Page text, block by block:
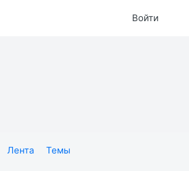
Войти
Лента
Темы